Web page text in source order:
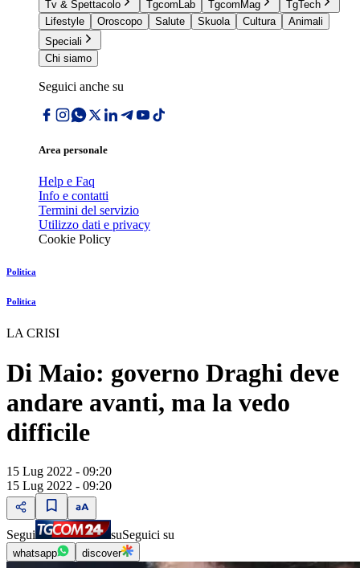
Tv & Spettacolo
TgcomLab TgcomMag
TgTech
Lifestyle
Oroscopo Salute Skuola Cultura
Animali
Speciali
Chi siamo
Seguici anche su
Area personale
Help e Faq
Info e contatti
Termini del servizio
Utilizzo dati e privacy
Cookie Policy
Politica
Politica
LA CRISI
Di Maio: governo Draghi deve
andare avanti, ma la vedo
difficile
15 Lug 2022 - 09:20
15 Lug 2022 - 09:20
Segui suSeguici su
whatsapp discover